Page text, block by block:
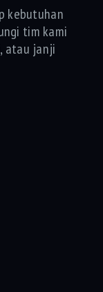
kebutuhan
tim kami
atau janji